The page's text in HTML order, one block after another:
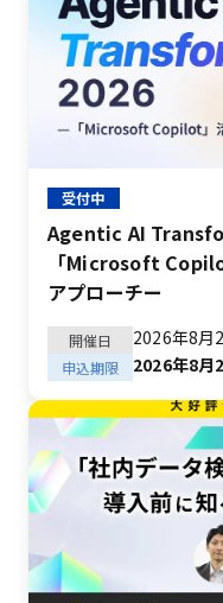
受付中
Agentic AI
「Microsoft
アプローチー
開催日 2026年8月
申込期限 2026年8月